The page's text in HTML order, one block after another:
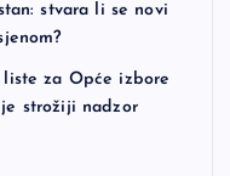
stvara li se novi
za Opće izbore
strožiji nadzor